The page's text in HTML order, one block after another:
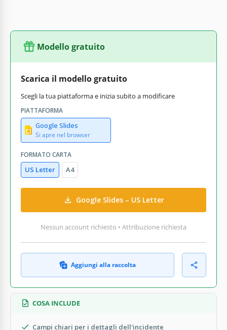
Modello gratuito
Scarica il modello gratuito
Scegli la tua piattaforma e inizia subito a modificare
PIATTAFORMA
Google Slides
Si apre nel browser
FORMATO CARTA
US Letter A4
Google Slides – US Letter
Nessun account richiesto • Attribuzione richiesta
Aggiungi alla raccolta
COSA INCLUDE
Campi chiari per i dettagli dell'incidente